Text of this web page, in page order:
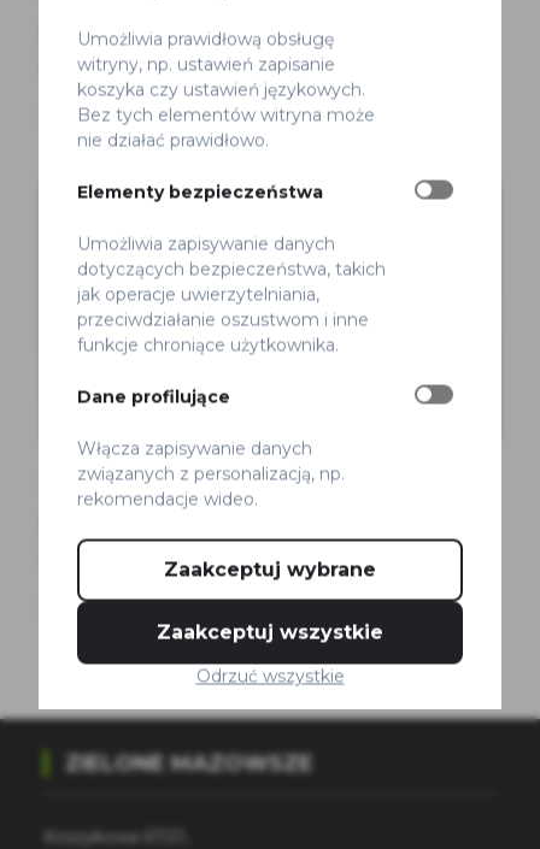
Monitoring inwestycji rowerowych –
narzędzia.
Marek Smyk Opublikowano 18 grudnia 2025
Audyt Projekty Rowery
Marek Smyk Opublikowano 17 grudnia 2025
ZIELONE MAZOWSZE
Koszykowa 67/21,
Umożliwia prawidłową obsługę
witryny, np. ustawień zapisanie
koszyka czy ustawień językowych.
Bez tych elementów witryna może
nie działać prawidłowo.
Elementy bezpieczeństwa
Umożliwia zapisywanie danych
dotyczących bezpieczeństwa, takich
jak operacje uwierzytelniania,
przeciwdziałanie oszustwom i inne
funkcje chroniące użytkownika.
Dane profilujące
Włącza zapisywanie danych
związanych z personalizacją, np.
rekomendacje wideo.
Zaakceptuj wybrane
Zaakceptuj wszystkie
Odrzuć wszystkie